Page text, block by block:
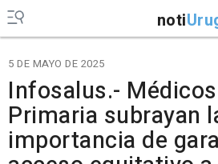
noti
5 DE MAYO DE 2025
Infosalus.-
Primaria subrayan
importancia de